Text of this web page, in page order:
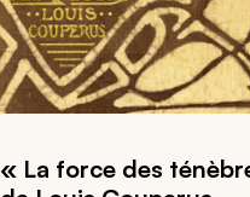
« La force des